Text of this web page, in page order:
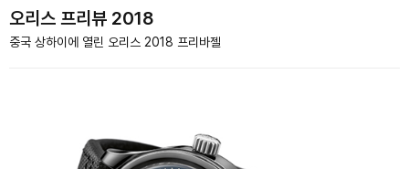
오리스 프리뷰 2018
중국 상하이에 열린 오리스 2018 프리바젤